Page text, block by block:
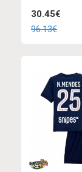
30.45€
96.13€